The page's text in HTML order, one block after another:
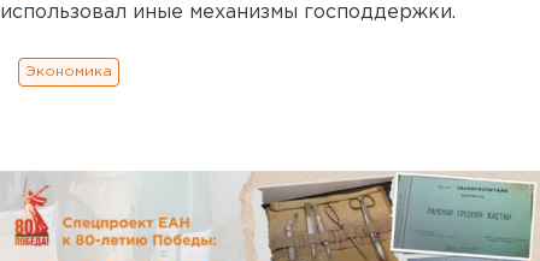
использовал иные механизмы господдержки.
Экономика